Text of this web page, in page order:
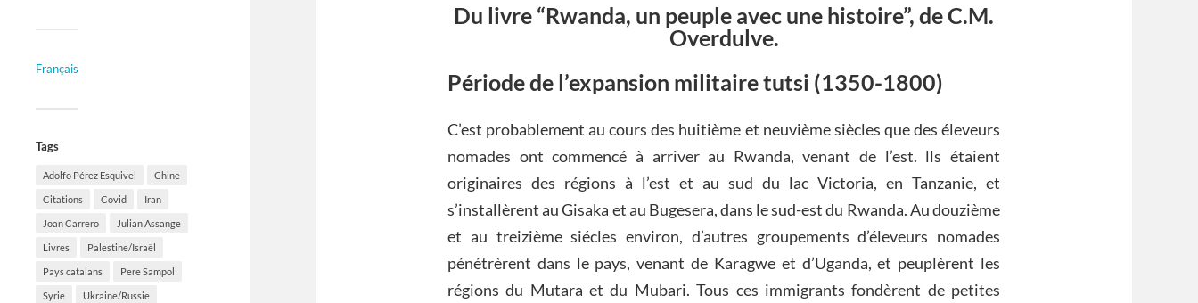
Français
Tags
Adolfo Pérez Esquivel Chine
Citations Covid Iran
Joan Carrero Julian Assange
Livres Palestine/Israël
Pays catalans Pere Sampol
Syrie Ukraine/Russie
Du livre “Rwanda, un peuple avec une histoire”, de C.M.
Overdulve.
Période de l’expansion militaire tutsi (1350-1800)
C’est probablement au cours des huitième et neuvième siècles que des éleveurs
nomades ont commencé à arriver au Rwanda, venant de l’est. lls étaient
originaires des régions à l’est et au sud du lac Victoria, en Tanzanie, et
s’installèrent au Gisaka et au Bugesera, dans le sud-est du Rwanda. Au douzième
et au treizième siécles environ, d’autres groupements d’éleveurs nomades
pénétrèrent dans le pays, venant de Karagwe et d’Uganda, et peuplèrent les
régions du Mutara et du Mubari. Tous ces immigrants fondèrent de petites